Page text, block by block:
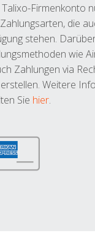
Firmenkonto
die
stehen.
wie
Zahlungen via
Weitere
Sie hier.